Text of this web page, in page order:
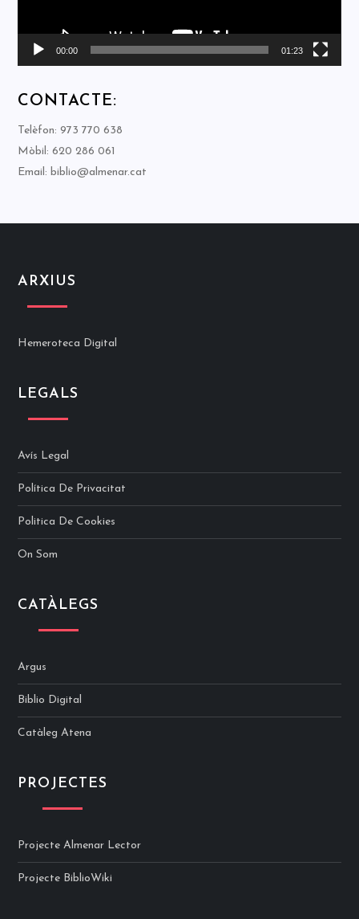
00:00 01:23
CONTACTE:
Telèfon: 973 770 638
Mòbil: 620 286 061
Email: biblio@almenar.cat
ARXIUS
Hemeroteca Digital
LEGALS
Avís Legal
Política De Privacitat
Politica De Cookies
On Som
CATÀLEGS
Argus
Biblio Digital
Catàleg Atena
PROJECTES
Projecte Almenar Lector
Projecte BiblioWiki